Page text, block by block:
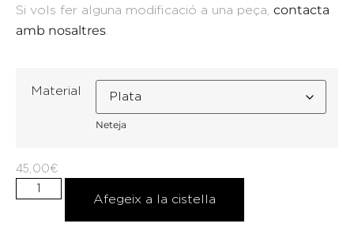
Si vols fer alguna modificació a una peça, contacta
amb nosaltres
Material
Neteja
45,00€
Afegeix a la cistella